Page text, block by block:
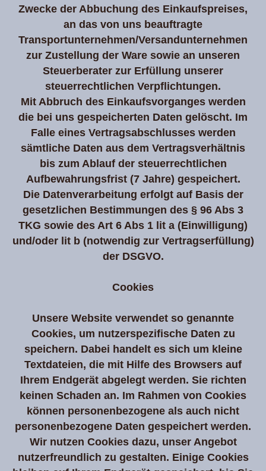
Zwecke der Abbuchung des Einkaufspreises,
an das von uns beauftragte
Transportunternehmen/Versandunternehmen
zur Zustellung der Ware sowie an unseren
Steuerberater zur Erfüllung unserer
steuerrechtlichen Verpflichtungen.
Mit Abbruch des Einkaufsvorganges werden
die bei uns gespeicherten Daten gelöscht. Im
Falle eines Vertragsabschlusses werden
sämtliche Daten aus dem Vertragsverhältnis
bis zum Ablauf der steuerrechtlichen
Aufbewahrungsfrist (7 Jahre) gespeichert.
Die Datenverarbeitung erfolgt auf Basis der
gesetzlichen Bestimmungen des § 96 Abs 3
TKG sowie des Art 6 Abs 1 lit a (Einwilligung)
und/oder lit b (notwendig zur Vertragserfüllung)
der DSGVO.
Cookies
Unsere Website verwendet so genannte
Cookies, um nutzerspezifische Daten zu
speichern. Dabei handelt es sich um kleine
Textdateien, die mit Hilfe des Browsers auf
Ihrem Endgerät abgelegt werden. Sie richten
keinen Schaden an. Im Rahmen von Cookies
können personenbezogene als auch nicht
personenbezogene Daten gespeichert werden.
Wir nutzen Cookies dazu, unser Angebot
nutzerfreundlich zu gestalten. Einige Cookies